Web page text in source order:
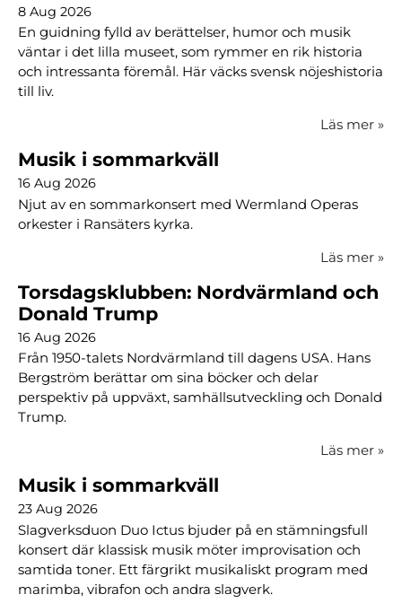
8 Aug 2026
En guidning fylld av berättelser, humor och musik
väntar i det lilla museet, som rymmer en rik historia
och intressanta föremål. Här väcks svensk nöjeshistoria
till liv.
Läs mer »
Musik i sommarkväll
16 Aug 2026
Njut av en sommarkonsert med Wermland Operas
orkester i Ransäters kyrka.
Läs mer »
Torsdagsklubben: Nordvärmland och
Donald Trump
16 Aug 2026
Från 1950-talets Nordvärmland till dagens USA. Hans
Bergström berättar om sina böcker och delar
perspektiv på uppväxt, samhällsutveckling och Donald
Trump.
Läs mer »
Musik i sommarkväll
23 Aug 2026
Slagverksduon Duo Ictus bjuder på en stämningsfull
konsert där klassisk musik möter improvisation och
samtida toner. Ett färgrikt musikaliskt program med
marimba, vibrafon och andra slagverk.